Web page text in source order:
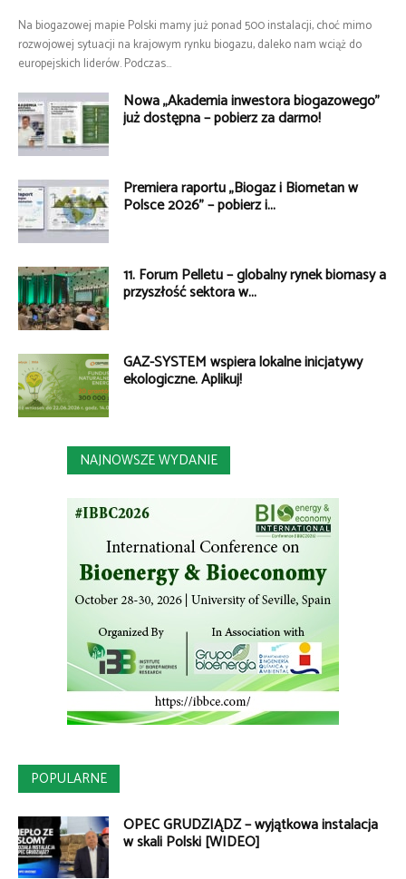
Na biogazowej mapie Polski mamy już ponad 500 instalacji, choć mimo
rozwojowej sytuacji na krajowym rynku biogazu, daleko nam wciąż do
europejskich liderów. Podczas...
Nowa „Akademia inwestora biogazowego”
już dostępna – pobierz za darmo!
Premiera raportu „Biogaz i Biometan w
Polsce 2026” – pobierz i...
11. Forum Pelletu – globalny rynek biomasy a
przyszłość sektora w...
GAZ-SYSTEM wspiera lokalne inicjatywy
ekologiczne. Aplikuj!
NAJNOWSZE WYDANIE
POPULARNE
OPEC GRUDZIĄDZ – wyjątkowa instalacja
w skali Polski [WIDEO]